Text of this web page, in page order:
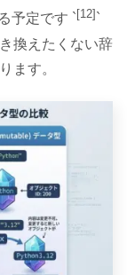
予定です ` [12] `
換えたくない辞
ます。